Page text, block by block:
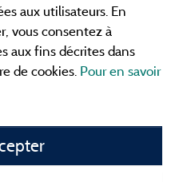
. Consultez les fiches de
offres dans les
d'Arc, la grotte de l'Aven
ou le mont Mézenc...
avant de contacter le
au pied d'un lac,
de compagnie, sous la
aux utilisateurs. En
vous consentez à
aux fins décrites dans
de cookies. Pour en savoir